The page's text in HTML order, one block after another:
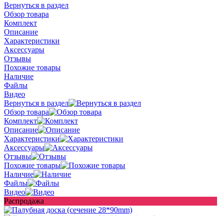
Вернуться в раздел
Обзор товара
Комплект
Описание
Характеристики
Аксессуары
Отзывы
Похожие товары
Наличие
Файлы
Видео
Вернуться в раздел
Обзор товара
Комплект
Описание
Характеристики
Аксессуары
Отзывы
Похожие товары
Наличие
Файлы
Видео
Распродажа